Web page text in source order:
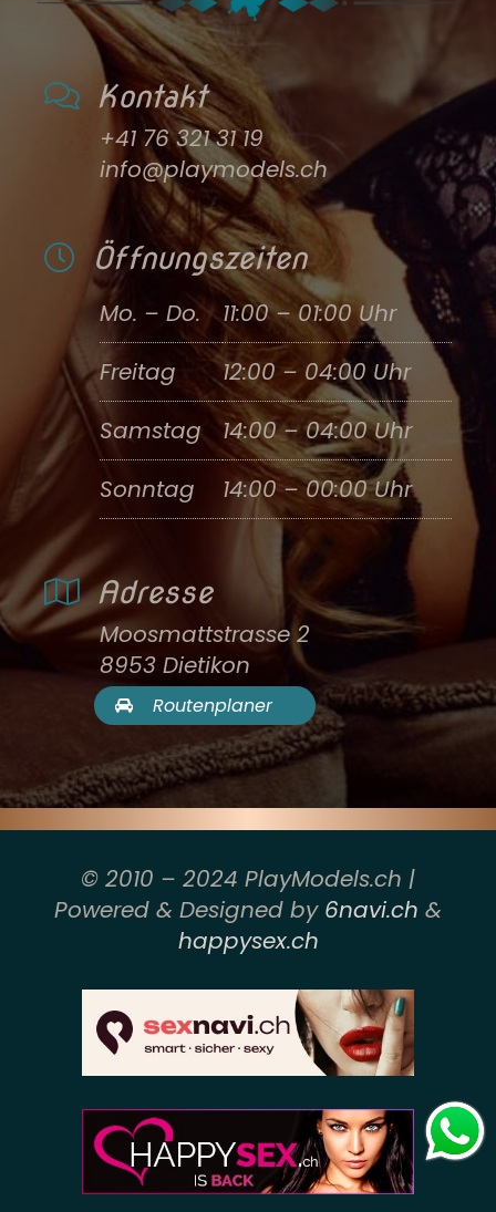
Kontakt
+41 76 321 31 19
info@playmodels.ch
Öffnungszeiten
Mo. – Do.
11:00 – 01:00 Uhr
Freitag
12:00 – 04:00 Uhr
Samstag
14:00 – 04:00 Uhr
Sonntag
14:00 – 00:00 Uhr
Adresse
Moosmattstrasse 2
8953 Dietikon
Routenplaner
© 2010 – 2024 PlayModels.ch |
Powered & Designed by 6navi.ch &
happysex.ch